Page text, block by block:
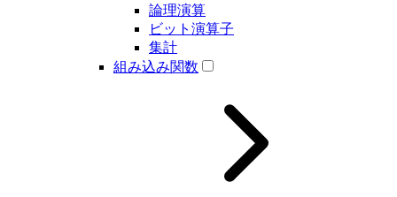
論理演算
ビット演算子
集計
組み込み関数